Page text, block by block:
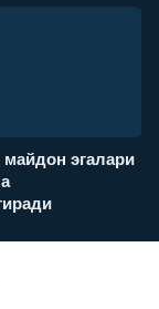
майдон эгалари